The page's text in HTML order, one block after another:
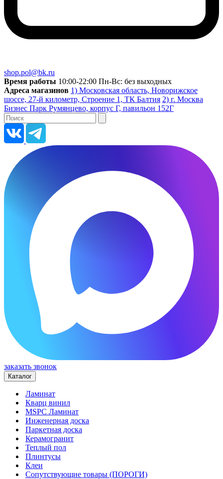
shop.pol@bk.ru
Время работы 10:00-22:00 Пн-Вс: без выходных
Адреса магазинов 1) Московская область, Новорижское
шоссе, 27-й километр, Строение 1, ТК Балтия 2) г. Москва
Бизнес Парк Румянцево, корпус Г, павильон 152Г
заказать звонок
Каталог
Ламинат
Кварц винил
MSPC Ламинат
Инженерная доска
Паркетная доска
Керамогранит
Теплый пол
Плинтусы
Клеи
Сопутствующие товары (ПОРОГИ)